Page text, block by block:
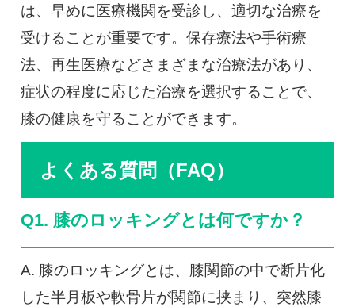
は、早めに医療機関を受診し、適切な治療を
受けることが重要です。保存療法や手術療
法、再生医療などさまざまな治療法があり、
症状の程度に応じた治療を選択することで、
膝の健康を守ることができます。
よくある質問（FAQ）
Q1. 膝のロッキングとは何ですか？
A. 膝のロッキングとは、膝関節の中で断片化
した半月板や軟骨片が関節に挟まり、突然膝